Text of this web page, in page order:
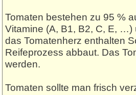
Tomaten bestehen zu 95 %
Vitamine (A, B1, B2, C, E, …)
das Tomatenherz enthalten
Reifeprozess abbaut. Das
werden.
Tomaten sollte man frisch